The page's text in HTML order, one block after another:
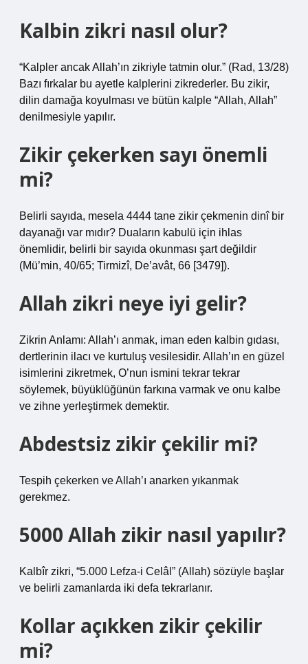
Kalbin zikri nasıl olur?
“Kalpler ancak Allah’ın zikriyle tatmin olur.” (Rad, 13/28)
Bazı fırkalar bu ayetle kalplerini zikrederler. Bu zikir,
dilin damağa koyulması ve bütün kalple “Allah, Allah”
denilmesiyle yapılır.
Zikir çekerken sayı önemli
mi?
Belirli sayıda, mesela 4444 tane zikir çekmenin dinî bir
dayanağı var mıdır? Duaların kabulü için ihlas
önemlidir, belirli bir sayıda okunması şart değildir
(Mü’min, 40/65; Tirmizî, De’avât, 66 [3479]).
Allah zikri neye iyi gelir?
Zikrin Anlamı: Allah’ı anmak, iman eden kalbin gıdası,
dertlerinin ilacı ve kurtuluş vesilesidir. Allah’ın en güzel
isimlerini zikretmek, O’nun ismini tekrar tekrar
söylemek, büyüklüğünün farkına varmak ve onu kalbe
ve zihne yerleştirmek demektir.
Abdestsiz zikir çekilir mi?
Tespih çekerken ve Allah’ı anarken yıkanmak
gerekmez.
5000 Allah zikir nasıl yapılır?
Kalbîr zikri, “5.000 Lefza-i Celâl” (Allah) sözüyle başlar
ve belirli zamanlarda iki defa tekrarlanır.
Kollar açıkken zikir çekilir
mi?